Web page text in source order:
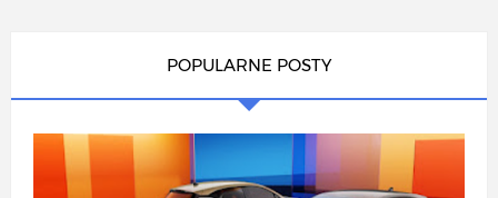
POPULARNE POSTY